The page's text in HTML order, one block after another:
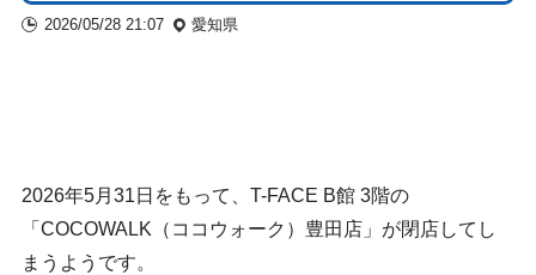
2026/05/28 21:07 愛知県
2026年5月31日をもって、T-FACE B館 3階の
「COCOWALK（ココウォーク）豊田店」が閉店してし
まうようです。